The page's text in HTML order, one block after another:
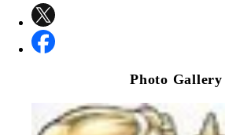
Photo Gallery